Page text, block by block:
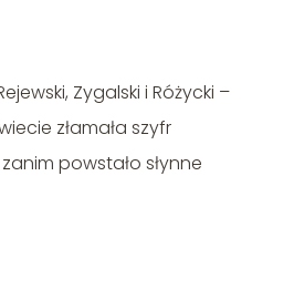
Zygalski i Różycki –
złamała szyfr
powstało słynne